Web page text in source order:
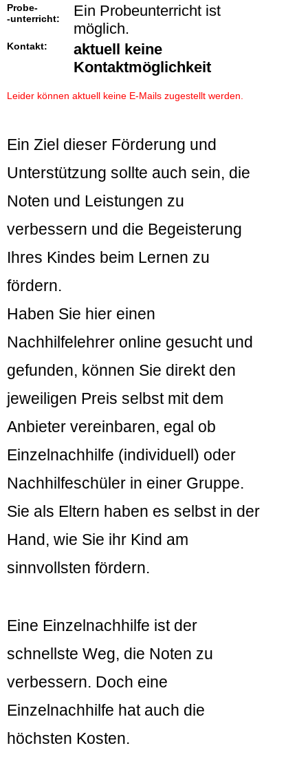
Probe-
-unterricht:
Ein Probeunterricht ist
möglich.
Kontakt:
aktuell keine
Kontaktmöglichkeit
Leider können aktuell keine E-Mails zugestellt werden.
Ein Ziel dieser Förderung und
Unterstützung sollte auch sein, die
Noten und Leistungen zu
verbessern und die Begeisterung
Ihres Kindes beim Lernen zu
fördern.
Haben Sie hier einen
Nachhilfelehrer online gesucht und
gefunden, können Sie direkt den
jeweiligen Preis selbst mit dem
Anbieter vereinbaren, egal ob
Einzelnachhilfe (individuell) oder
Nachhilfeschüler in einer Gruppe.
Sie als Eltern haben es selbst in der
Hand, wie Sie ihr Kind am
sinnvollsten fördern.
Eine Einzelnachhilfe ist der
schnellste Weg, die Noten zu
verbessern. Doch eine
Einzelnachhilfe hat auch die
höchsten Kosten.